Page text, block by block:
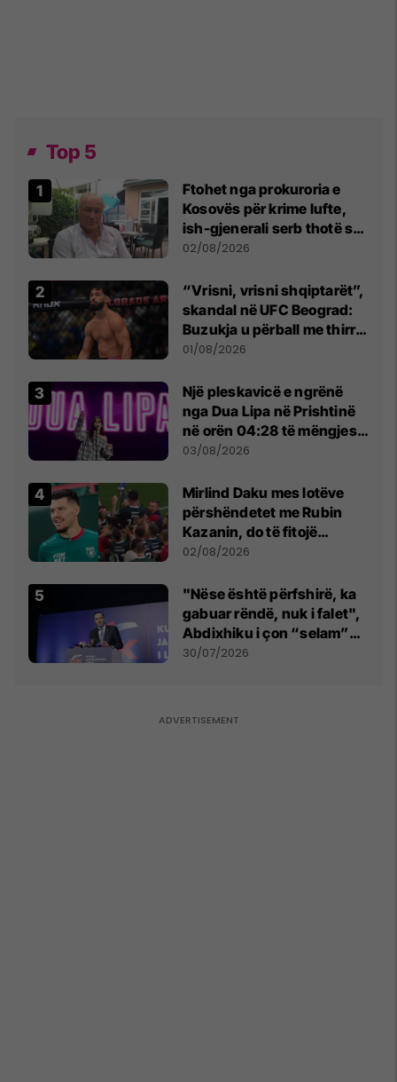
Top 5
Ftohet nga prokuroria e
Kosovës për krime lufte,
ish-gjenerali serb thotë se
dikush e tradhtoi në
02/08/2026
“Vrisni, vrisni shqiptarët”,
skandal në UFC Beograd:
Buzukja u përball me thirrje
anti-shqiptare nga
01/08/2026
Një pleskavicë e ngrënë
nga Dua Lipa në Prishtinë
në orën 04:28 të mëngjesit
- dhe bota digjitale serbe
03/08/2026
Mirlind Daku mes lotëve
përshëndetet me Rubin
Kazanin, do të fitojë
miliona te Spartak Moska
02/08/2026
"Nëse është përfshirë, ka
gabuar rëndë, nuk i falet",
Abdixhiku i çon “selam”
Përparim Ramës
30/07/2026